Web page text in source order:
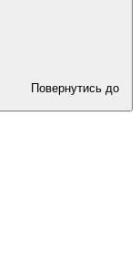
Повернутись до